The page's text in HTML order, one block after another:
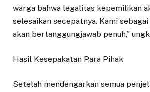
warga bahwa legalitas kepemilikan
selesaikan secepatnya. Kami
akan bertanggungjawab penuh,”
Hasil Kesepakatan Para Pihak
Setelah mendengarkan semua